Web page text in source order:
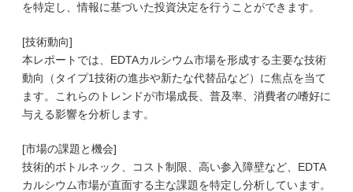
を特定し、情報に基づいた投資決定を行うことができます。
[技術動向]
本レポートでは、EDTAカルシウム市場を形成する主要な技術
動向（タイプ1技術の進歩や新たな代替品など）に焦点を当て
ます。これらのトレンドが市場成長、普及率、消費者の嗜好に
与える影響を分析します。
[市場の課題と機会]
技術的ボトルネック、コスト制限、高い参入障壁など、EDTA
カルシウム市場が直面する主な課題を特定し分析しています。